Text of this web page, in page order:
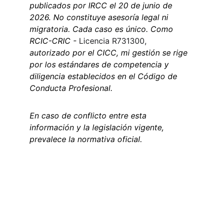
publicados por IRCC el 20 de junio de
2026. No constituye asesoría legal ni
migratoria. Cada caso es único. Como
RCIC-CRIC - Licencia R731300,
autorizado por el CICC, mi gestión se rige
por los estándares de competencia y
diligencia establecidos en el Código de
Conducta Profesional.
En caso de conflicto entre esta
información y la legislación vigente,
prevalece la normativa oficial.